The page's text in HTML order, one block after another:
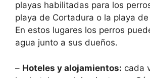
playas habilitadas para los
playa de Cortadura o la playa
En estos lugares los perros
agua junto a sus dueños.
– Hoteles y alojamientos: cada